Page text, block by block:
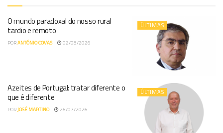
ÚLTIMAS
O mundo paradoxal do nosso rural
tardio e remoto
PORANTÓNIO COVAS 02/08/2026
ÚLTIMAS
Azeites de Portugal: tratar diferente o
que é diferente
PORJOSÉ MARTINO 26/07/2026